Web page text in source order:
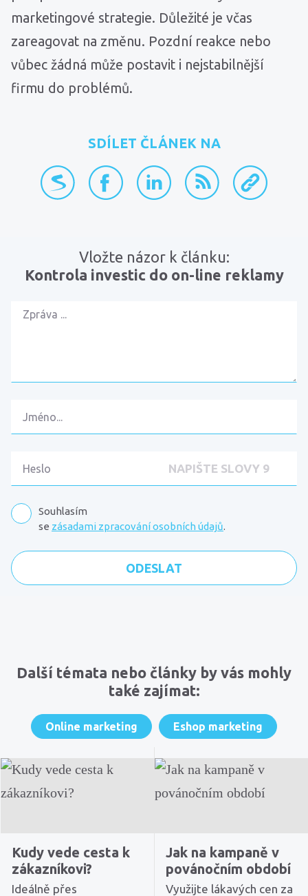
marketingové strategie. Důležité je včas
zareagovat na změnu. Pozdní reakce nebo
vůbec žádná může postavit i nejstabilnější
firmu do problémů.
SDÍLET ČLÁNEK NA
přidat na Seznam.cz
sdílet na Facebooku
sdílet na LinkedInu
RSS kanálzkopírovat
Vložte názor k článku:
Kontrola investic do on-line reklamy
Souhlasím
se zásadami zpracování osobních údajů.
Další témata nebo články by vás mohly
také zajímat:
Online marketing Eshop marketing
Kudy vede cesta k
zákazníkovi?
Ideálně přes
Jak na kampaně v
povánočním období
Využijte lákavých cen za